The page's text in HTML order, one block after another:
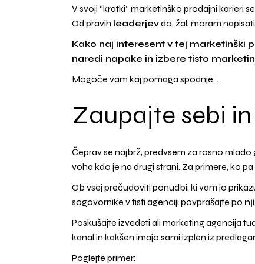
V svoji “kratki” marketinško prodajni karieri
Od pravih leaderjevdo, žal, moram
Kako naj interesent v tej marketinški
naredi napake in izbere tisto
Mogoče vam kaj pomaga spodnje…
Zaupajte sebi
Čeprav se najbrž, predvsem za rosno
voha kdo je na drugi strani. Za primere, ko
Ob vsej prečudoviti ponudbi, ki vam jo
sogovornike v tisti agenciji povprašajte po
Poskušajte izvedeti ali marketing agencija
kanal in kakšen imajo sami izplen iz
Poglejte primer: